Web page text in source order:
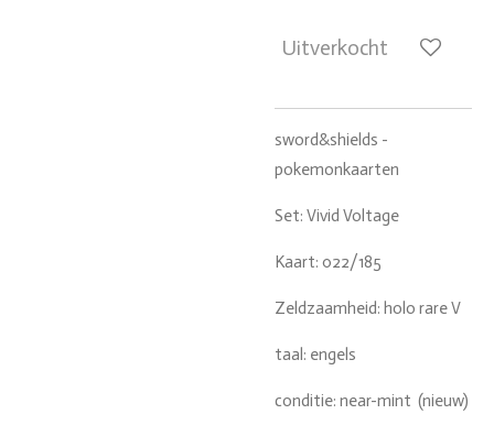
Uitverkocht
sword&shields -
pokemonkaarten
Set: Vivid Voltage
Kaart: 022/185
Zeldzaamheid: holo rare V
taal: engels
conditie: near-mint (nieuw)